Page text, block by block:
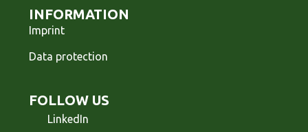
INFORMATION
Imprint
Data protection
FOLLOW US
LinkedIn